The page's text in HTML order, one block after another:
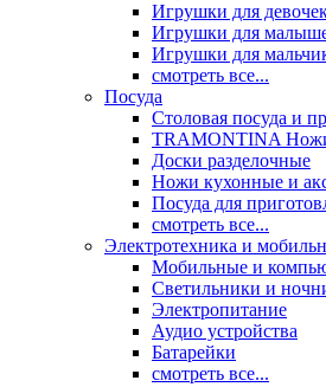
Игрушки для
Игрушки для
Игрушки для
смотреть все...
Посуда
Столовая посуда и
TRAMONTINA
Доски разделочные
Ножи кухонные и
Посуда для
смотреть все...
Электротехника и
Мобильные и
Светильники и
Электропитание
Аудио устройства
Батарейки
смотреть все...